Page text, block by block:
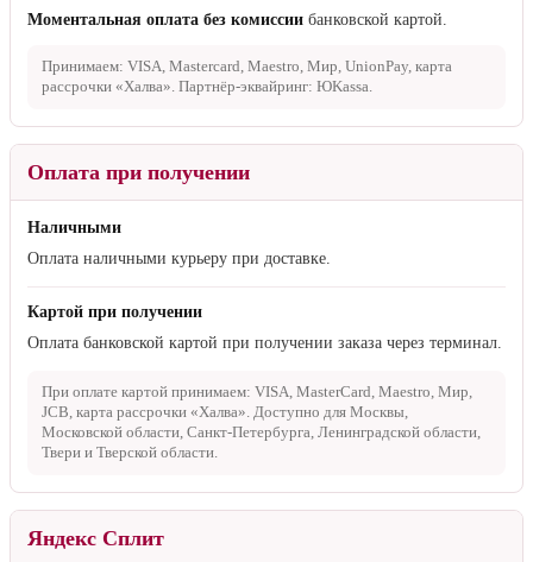
Моментальная оплата без комиссии банковской картой.
Принимаем: VISA, Mastercard, Maestro, Мир, UnionPay, карта
рассрочки «Халва». Партнёр-эквайринг: ЮKassa.
Оплата при получении
Наличными
Оплата наличными курьеру при доставке.
Картой при получении
Оплата банковской картой при получении заказа через терминал.
При оплате картой принимаем: VISA, MasterCard, Maestro, Мир,
JCB, карта рассрочки «Халва». Доступно для Москвы,
Московской области, Санкт-Петербурга, Ленинградской области,
Твери и Тверской области.
Яндекс Сплит